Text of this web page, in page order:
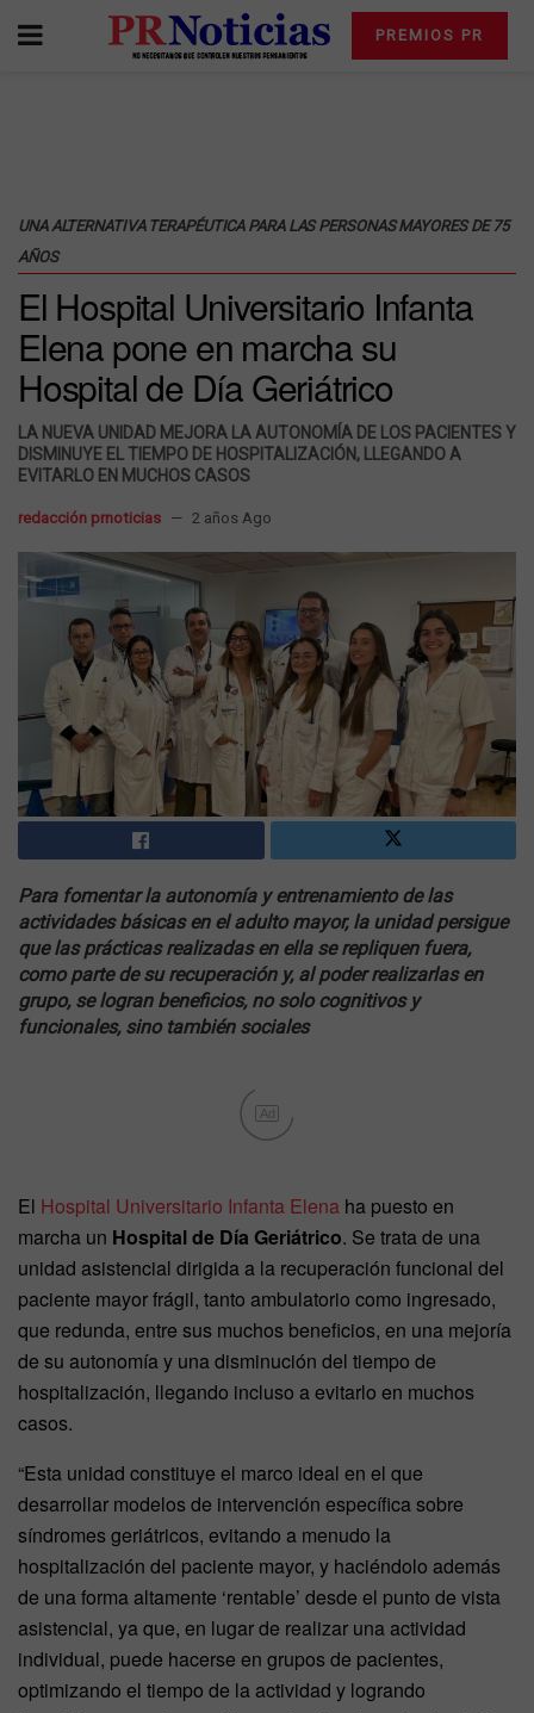
PREMIOS PR
UNA ALTERNATIVA TERAPÉUTICA PARA LAS PERSONAS MAYORES DE 75
AÑOS
El Hospital Universitario Infanta
Elena pone en marcha su
Hospital de Día Geriátrico
LA NUEVA UNIDAD MEJORA LA AUTONOMÍA DE LOS PACIENTES Y
DISMINUYE EL TIEMPO DE HOSPITALIZACIÓN, LLEGANDO A
EVITARLO EN MUCHOS CASOS
redacción prnoticias 2 años Ago
Para fomentar la autonomía y entrenamiento de las
actividades básicas en el adulto mayor, la unidad persigue
que las prácticas realizadas en ella se repliquen fuera,
como parte de su recuperación y, al poder realizarlas en
grupo, se logran beneficios, no solo cognitivos y
funcionales, sino también sociales
Ad
El Hospital Universitario Infanta Elena ha puesto en
marcha un Hospital de Día Geriátrico. Se trata de una
unidad asistencial dirigida a la recuperación funcional del
paciente mayor frágil, tanto ambulatorio como ingresado,
que redunda, entre sus muchos beneficios, en una mejoría
de su autonomía y una disminución del tiempo de
hospitalización, llegando incluso a evitarlo en muchos
casos.
“Esta unidad constituye el marco ideal en el que
desarrollar modelos de intervención específica sobre
síndromes geriátricos, evitando a menudo la
hospitalización del paciente mayor, y haciéndolo además
de una forma altamente ‘rentable’ desde el punto de vista
asistencial, ya que, en lugar de realizar una actividad
individual, puede hacerse en grupos de pacientes,
optimizando el tiempo de la actividad y logrando